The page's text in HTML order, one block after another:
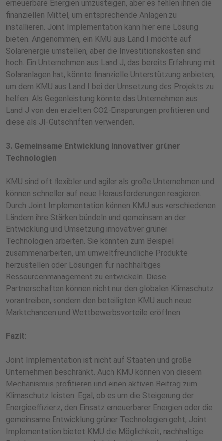
erneuerbare Energien umzusteigen, aber es fehlen ihnen die
finanziellen Mittel, um entsprechende Anlagen zu
installieren. Joint Implementation kann hier eine Lösung
bieten. Angenommen, ein KMU aus Land I möchte auf
Solarenergie umstellen, aber die Investitionskosten sind
hoch. Ein Unternehmen aus Land J, das bereits Erfahrung mit
Solaranlagen hat, könnte finanzielle Unterstützung anbieten,
um dem KMU aus Land I bei der Umsetzung des Projekts zu
helfen. Als Gegenleistung könnte das Unternehmen aus
Land J von den erzielten CO2-Einsparungen profitieren und
diese als JI-Gutschriften verwenden.
3. Gemeinsame Entwicklung innovativer grüner
Technologien
KMU sind oft flexibler und agiler als große Unternehmen und
können schneller auf neue Herausforderungen reagieren.
Durch Joint Implementation können KMU aus verschiedenen
Ländern ihre Stärken bündeln und gemeinsam an der
Entwicklung und Umsetzung innovativer grüner
Technologien arbeiten. Sie könnten zum Beispiel
zusammenarbeiten, um umweltfreundliche Produkte
herzustellen oder Lösungen für nachhaltiges
Ressourcenmanagement zu entwickeln. Diese
Partnerschaften können nicht nur den globalen Klimaschutz
vorantreiben, sondern den beteiligten KMU auch neue
Marktchancen und Wettbewerbsvorteile eröffnen.
Fazit:
Joint Implementation ist nicht auf Staaten und große
Unternehmen beschränkt. Auch KMU können von diesem
Mechanismus profitieren und einen aktiven Beitrag zum
Klimaschutz leisten. Egal, ob es um die Steigerung der
Energieeffizienz, den Einsatz erneuerbarer Energien oder die
gemeinsame Entwicklung grüner Technologien geht, Joint
Implementation bietet KMU die Möglichkeit, nachhaltige